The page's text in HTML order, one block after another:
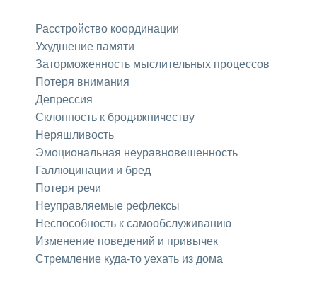
Расстройство координации
Ухудшение памяти
Заторможенность мыслительных процессов
Потеря внимания
Депрессия
Склонность к бродяжничеству
Неряшливость
Эмоциональная неуравновешенность
Галлюцинации и бред
Потеря речи
Неуправляемые рефлексы
Неспособность к самообслуживанию
Изменение поведений и привычек
Стремление куда-то уехать из дома